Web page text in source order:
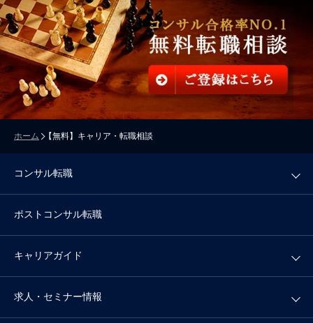
ホーム 【無料】キャリア・転職相談
コンサル転職
ポストコンサル転職
キャリアガイド
求人・セミナー情報